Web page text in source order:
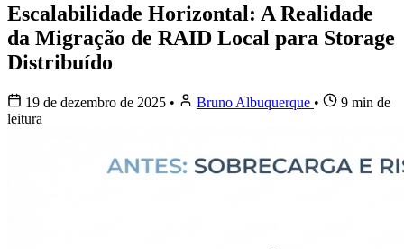
Escalabilidade Horizontal: A Realidade
da Migração de RAID Local para Storage
Distribuído
19 de dezembro de 2025 • Bruno Albuquerque •
9 min de
leitura